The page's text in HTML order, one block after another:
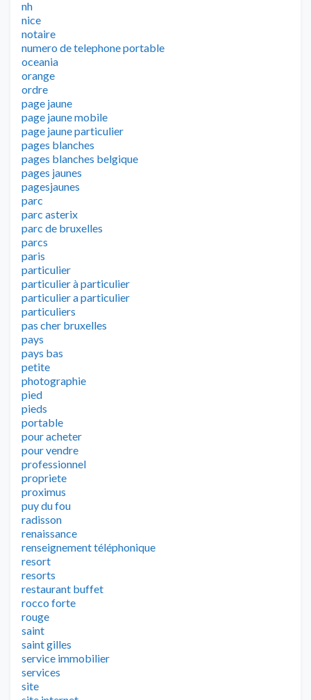
nh
nice
notaire
numero de telephone portable
oceania
orange
ordre
page jaune
page jaune mobile
page jaune particulier
pages blanches
pages blanches belgique
pages jaunes
pagesjaunes
parc
parc asterix
parc de bruxelles
parcs
paris
particulier
particulier à particulier
particulier a particulier
particuliers
pas cher bruxelles
pays
pays bas
petite
photographie
pied
pieds
portable
pour acheter
pour vendre
professionnel
propriete
proximus
puy du fou
radisson
renaissance
renseignement téléphonique
resort
resorts
restaurant buffet
rocco forte
rouge
saint
saint gilles
service immobilier
services
site